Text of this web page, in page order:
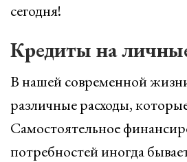
сегодня!
Кредиты на
В нашей современной
различные расходы,
Самостоятельное
потребностей иногда